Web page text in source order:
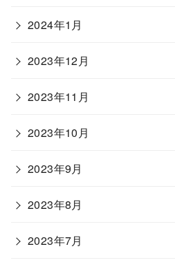
2024年1月
2023年12月
2023年11月
2023年10月
2023年9月
2023年8月
2023年7月